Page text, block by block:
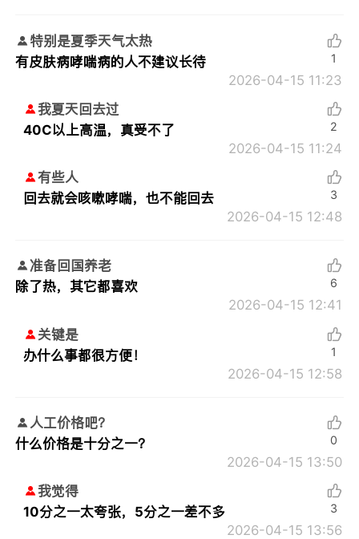
特别是夏季天气太热
有皮肤病哮喘病的人不建议长待
2026-04-15 11:23
1
我夏天回去过
40C以上高温，真受不了
2026-04-15 11:24
2
有些人
回去就会咳嗽哮喘，也不能回去
2026-04-15 12:48
3
准备回国养老
除了热，其它都喜欢
2026-04-15 12:41
6
关键是
办什么事都很方便！
2026-04-15 12:58
1
人工价格吧？
什么价格是十分之一？
2026-04-15 13:50
0
我觉得
10分之一太夸张，5分之一差不多
2026-04-15 13:56
3